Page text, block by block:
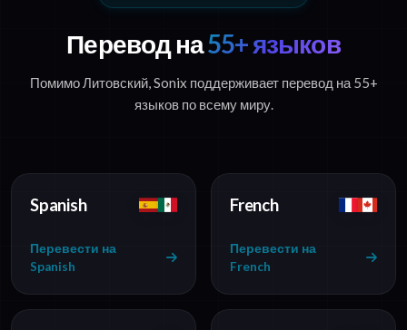
Перевод на55+ языков
Помимо Литовский, Sonix поддерживает перевод на 55+
языков по всему миру.
Spanish
Перевести на
Spanish
French
Перевести на
French